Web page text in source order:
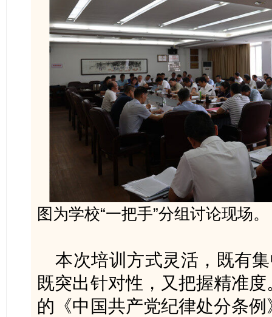
图为学校“一把手”分组讨论现场。
本次培训方式灵活，既有
既突出针对性，又把握精准
的《中国共产党纪律处分条